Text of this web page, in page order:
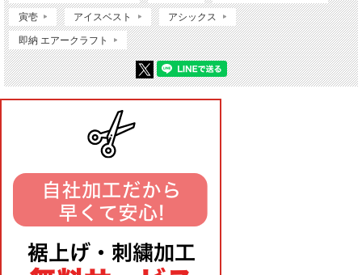
寅壱 アイスベスト アシックス
即納 エアークラフト